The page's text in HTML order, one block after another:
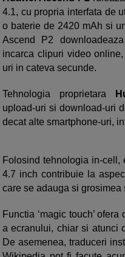
4.1, cu propria interfata de
o baterie de 2420 mAh si
Ascend P2
incarca clipuri video
uri in cateva secunde.
Tehnologia proprietara
upload-uri si download-uri
decat alte smartphone-uri,
Folosind tehnologia in-
4.7 inch contribuie la
care se adauga si grosimea
Functia ‘magic touch’
a ecranului, chiar si atunci
De asemenea, traduceri